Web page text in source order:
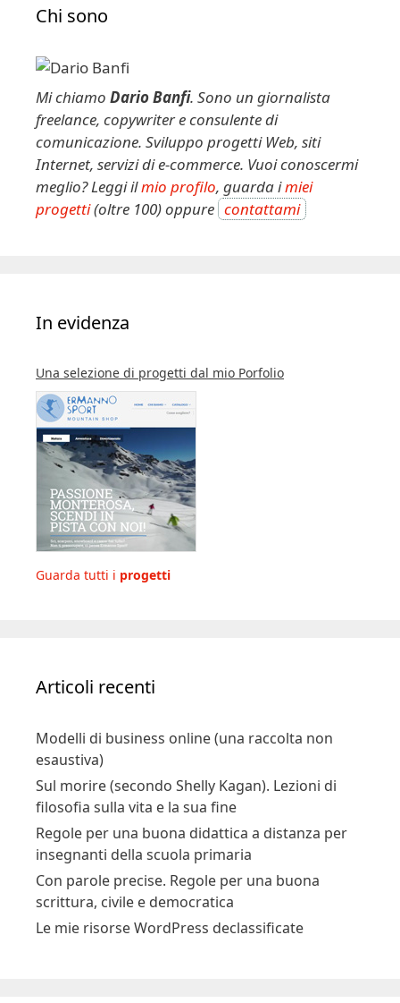
Chi sono
Mi chiamo Dario Banfi. Sono un giornalista
freelance, copywriter e consulente di
comunicazione. Sviluppo progetti Web, siti
Internet, servizi di e-commerce. Vuoi conoscermi
meglio? Leggi ilmio profilo, guarda imiei
progetti(oltre 100) oppure contattami
In evidenza
Una selezione di progetti dal mio Porfolio
Guarda tutti i progetti
Articoli recenti
Modelli di business online (una raccolta non
esaustiva)
Sul morire (secondo Shelly Kagan). Lezioni di
filosofia sulla vita e la sua fine
Regole per una buona didattica a distanza per
insegnanti della scuola primaria
Con parole precise. Regole per una buona
scrittura, civile e democratica
Le mie risorse WordPress declassificate